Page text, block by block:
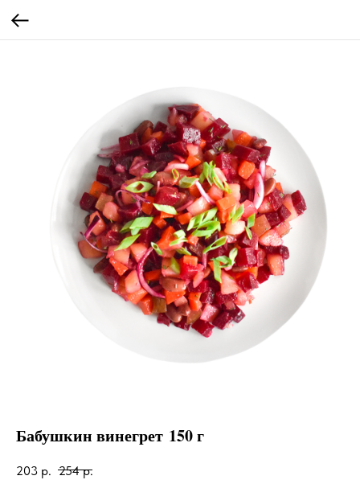
Бабушкин винегрет 150 г
203 р. 254 р.